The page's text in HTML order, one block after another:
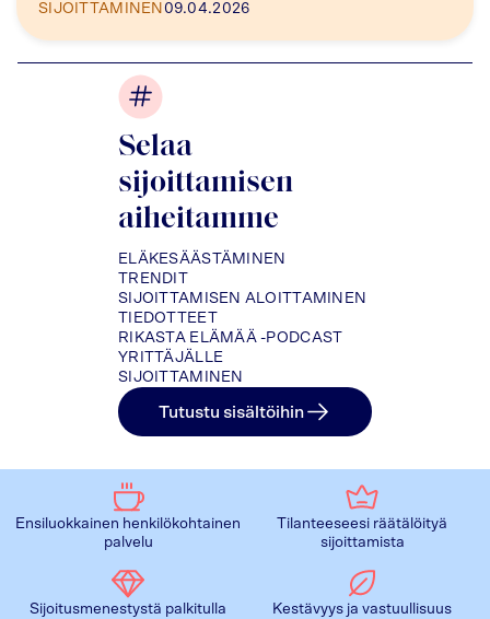
SIJOITTAMINEN 09.04.2026
Selaa
sijoittamisen
aiheitamme
ELÄKESÄÄSTÄMINEN
TRENDIT
SIJOITTAMISEN ALOITTAMINEN
TIEDOTTEET
RIKASTA ELÄMÄÄ -PODCAST
YRITTÄJÄLLE
SIJOITTAMINEN
Tutustu sisältöihin
Ensiluokkainen henkilökohtainen
palvelu
Tilanteeseesi räätälöityä
sijoittamista
Sijoitusmenestystä palkitulla
Kestävyys ja vastuullisuus